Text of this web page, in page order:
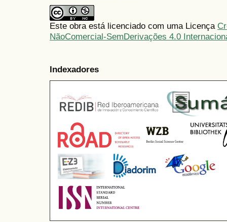
Este obra está licenciado com uma Licença
NãoComercial-SemDerivações 4.0
Indexadores